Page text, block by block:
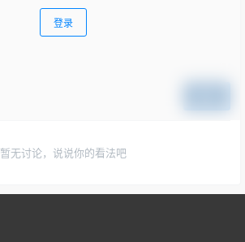
登录
暂无讨论，说说你的看法吧